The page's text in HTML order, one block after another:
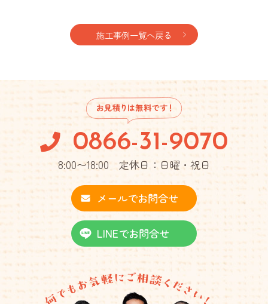
施工事例一覧へ戻る
0866-31-9070
8:00〜18:00 定休日：日曜・祝日
メールでお問合せ
LINEでお問合せ